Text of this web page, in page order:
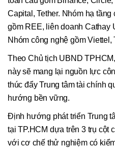
Capital, Tether. Nhóm hạ
gồm REE, liên doanh Cathay
Nhóm công nghệ gồm Viettel,
Theo Chủ tịch UBND
này sẽ mang lại nguồn lực
thúc đẩy Trung tâm tài chính
hướng bền vững.
Định hướng phát triển Trung
tại TP.HCM dựa trên 3 trụ cột
với cơ chế thử nghiệm có